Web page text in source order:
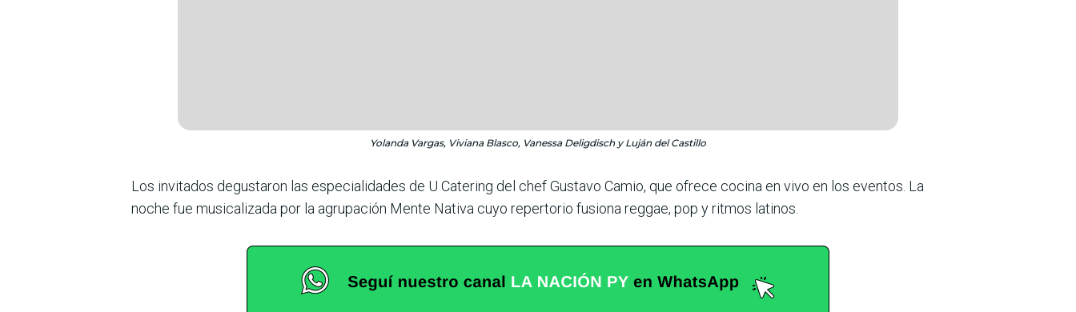
Yolanda Vargas, Viviana Blasco, Vanessa Deligdisch y Luján del Castillo
Los invita­dos degustaron las especialida­des de U Catering del chef Gus­tavo Camio, que ofrece cocina en vivo en los eventos. La
noche fue musicalizada por la agrupa­ción Mente Nativa cuyo reper­torio fusiona reggae, pop y rit­mos latinos.